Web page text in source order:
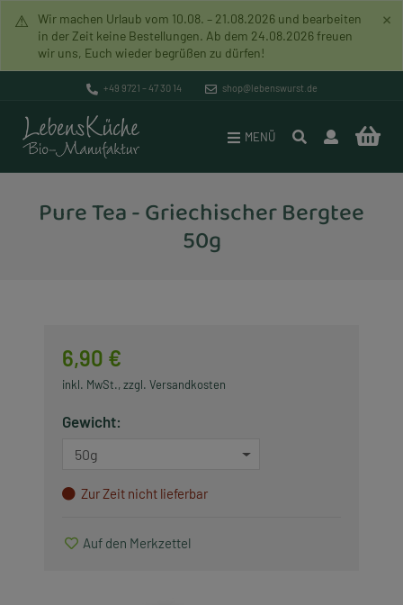
⚠
Wir machen Urlaub vom 10.08. – 21.08.2026 und bearbeiten
in der Zeit keine Bestellungen. Ab dem 24.08.2026 freuen
wir uns, Euch wieder begrüßen zu dürfen!
×
+49 9721 – 47 30 14 shop@lebenswurst.de
MENÜ
Pure Tea - Griechischer Bergtee
50g
6,90 €
inkl. MwSt., zzgl. Versandkosten
Gewicht:
50g
Zur Zeit nicht lieferbar
Auf den Merkzettel
Pakete
Brotaufstriche
Lebenswurst
Rohkost (Vegan)
Glutenfreie Artikel
Saisonartikel
Versand & Zahlung
Datenschutz
Widerrufsrecht
AGB
Bio-Manufaktur
Mission
Unverpacktladen
Geschichte